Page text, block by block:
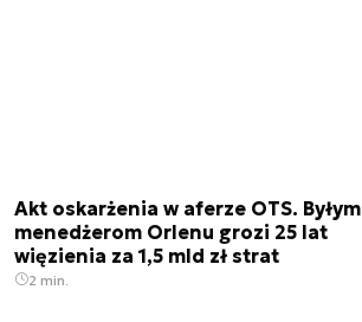
Akt oskarżenia w aferze OTS. Byłym
menedżerom Orlenu grozi 25 lat
więzienia za 1,5 mld zł strat
2 min.